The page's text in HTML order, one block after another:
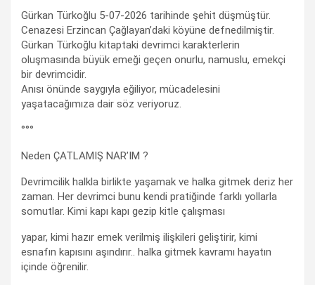
Gürkan Türkoğlu 5-07-2026 tarihinde şehit düşmüştür.
Cenazesi Erzincan Çağlayan’daki köyüne defnedilmiştir.
Gürkan Türkoğlu kitaptaki devrimci karakterlerin
oluşmasında büyük emeği geçen onurlu, namuslu, emekçi
bir devrimcidir.
Anısı önünde saygıyla eğiliyor, mücadelesini
yaşatacağımıza dair söz veriyoruz.
°°°
Neden ÇATLAMIŞ NAR’IM ?
Devrimcilik halkla birlikte yaşamak ve halka gitmek deriz her
zaman. Her devrimci bunu kendi pratiğinde farklı yollarla
somutlar. Kimi kapı kapı gezip kitle çalışması
yapar, kimi hazır emek verilmiş ilişkileri geliştirir, kimi
esnafın kapısını aşındırır.. halka gitmek kavramı hayatın
içinde öğrenilir.